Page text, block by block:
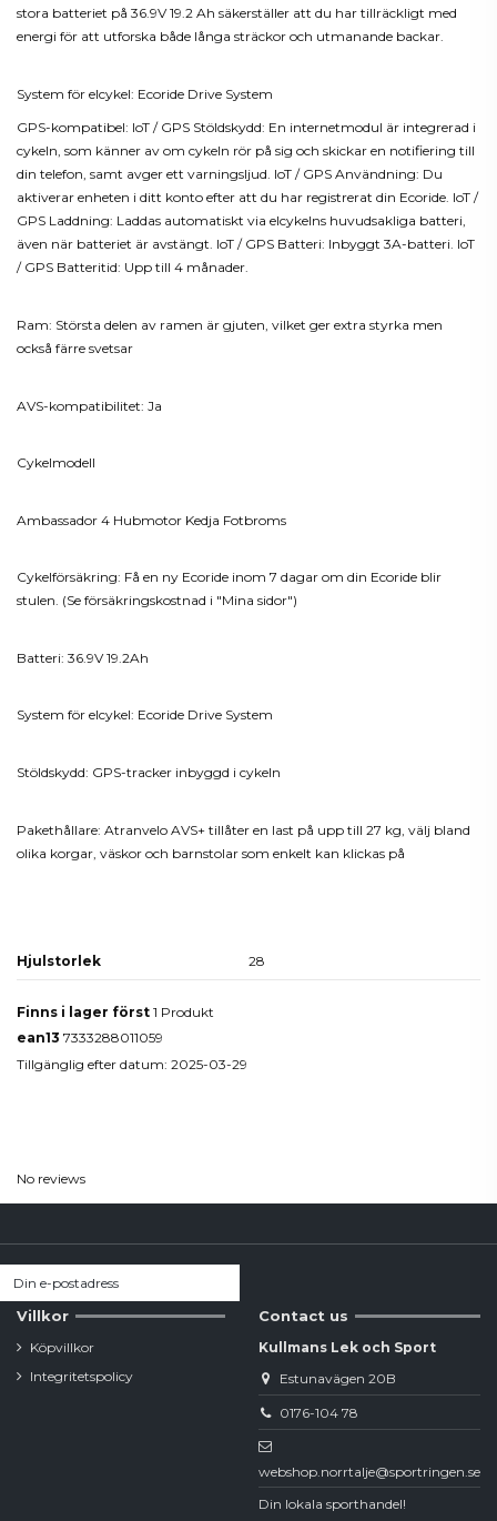
stora batteriet på 36.9V 19.2 Ah säkerställer att du har tillräckligt med
energi för att utforska både långa sträckor och utmanande backar.
System för elcykel: Ecoride Drive System
GPS-kompatibel: IoT / GPS Stöldskydd: En internetmodul är integrerad i
cykeln, som känner av om cykeln rör på sig och skickar en notifiering till
din telefon, samt avger ett varningsljud. IoT / GPS Användning: Du
aktiverar enheten i ditt konto efter att du har registrerat din Ecoride. IoT /
GPS Laddning: Laddas automatiskt via elcykelns huvudsakliga batteri,
även när batteriet är avstängt. IoT / GPS Batteri: Inbyggt 3A-batteri. IoT
/ GPS Batteritid: Upp till 4 månader.
Ram: Största delen av ramen är gjuten, vilket ger extra styrka men
också färre svetsar
AVS-kompatibilitet: Ja
Cykelmodell
Ambassador 4 Hubmotor Kedja Fotbroms
Cykelförsäkring: Få en ny Ecoride inom 7 dagar om din Ecoride blir
stulen. (Se försäkringskostnad i "Mina sidor")
Batteri: 36.9V 19.2Ah
System för elcykel: Ecoride Drive System
Stöldskydd: GPS-tracker inbyggd i cykeln
Pakethållare: Atranvelo AVS+ tillåter en last på upp till 27 kg, välj bland
olika korgar, väskor och barnstolar som enkelt kan klickas på
Hjulstorlek 28
Finns i lager först 1 Produkt
ean13 7333288011059
Tillgänglig efter datum: 2025-03-29
No reviews
Villkor
Köpvillkor
Integritetspolicy
Contact us
Kullmans Lek och Sport
Estunavägen 20B
0176-104 78
webshop.norrtalje@sportringen.se
Din lokala sporthandel!